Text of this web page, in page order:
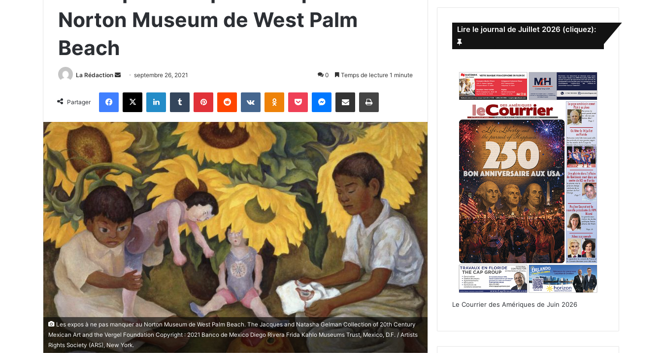
Norton Museum de West Palm
Beach
La Rédaction
o
y
e
r
u
n
o
r
i
e
septembre 26, 2021 0 Temps de lecture 1 minute
Partager
Les expos à ne pas manquer au Norton Museum de West Palm Beach. The Jacques and Natasha Gelman Collection of 20th Century
Mexican Art and the Vergel Foundation Copyright : 2021 Banco de Mexico Diego Rivera Frida Kahlo Museums Trust, Mexico, D.F. / Artists
Rights Society (ARS), New York.
c
h
:
Lire le journal de Juillet 2026 (cliquez):
Le Courrier des Amériques de Juin 2026